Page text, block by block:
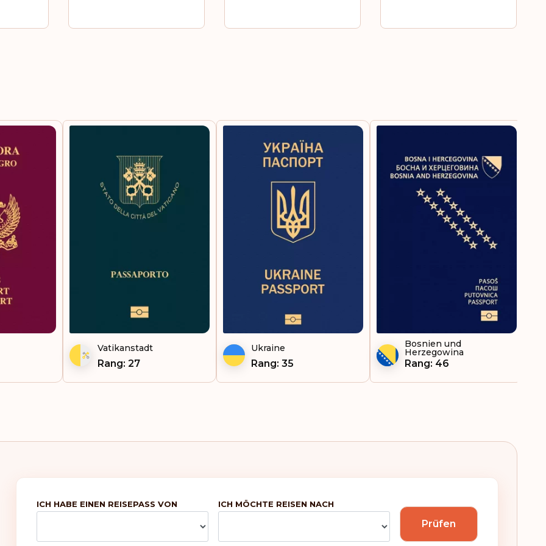
Vatikanstadt
Rang: 27
Ukraine
Rang: 35
Bosnien und
Herzegowina
Rang: 46
ICH HABE EINEN REISEPASS VON ICH MÖCHTE REISEN NACH
Prüfen